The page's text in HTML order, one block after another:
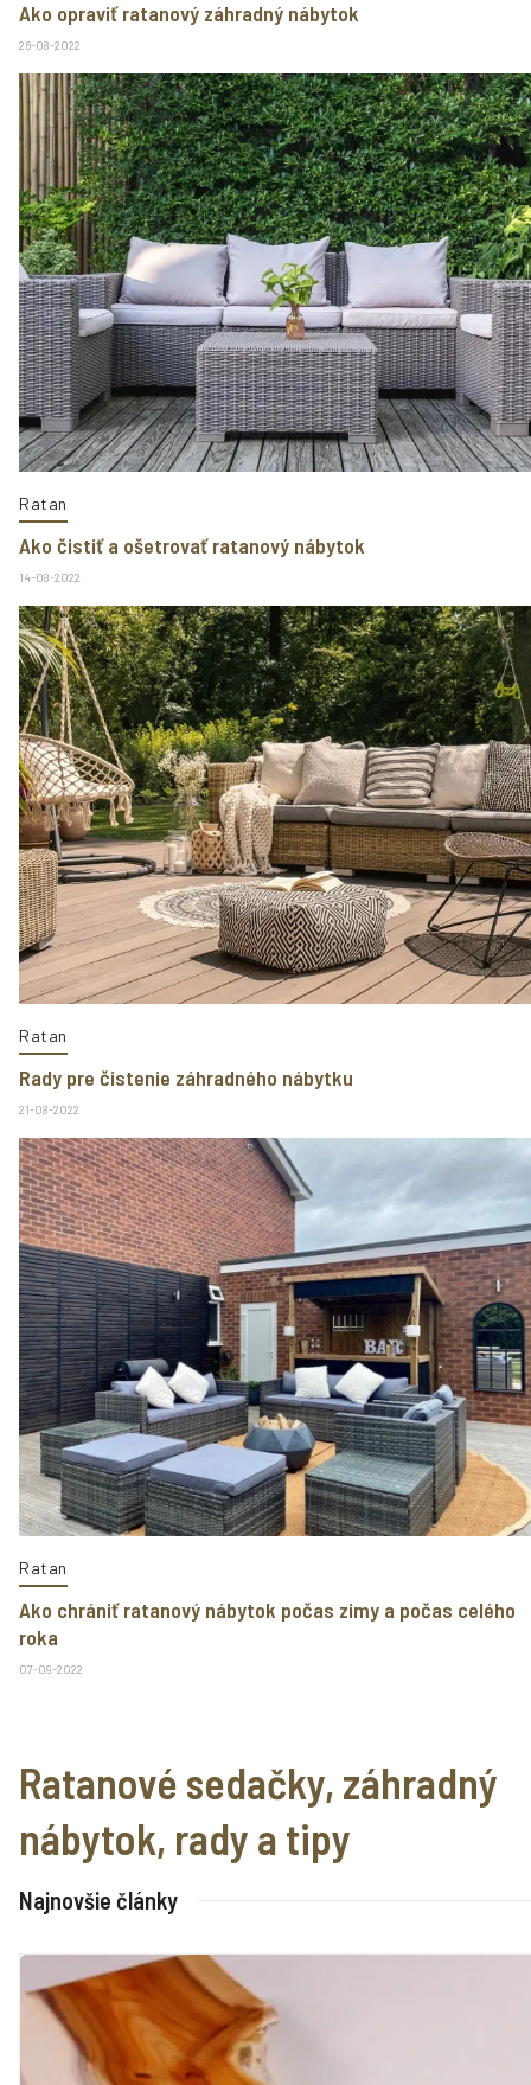
Ako opraviť ratanový záhradný nábytok
26-08-2022
Ratan
Ako čistiť a ošetrovať ratanový nábytok
14-08-2022
Ratan
Rady pre čistenie záhradného nábytku
21-08-2022
Ratan
Ako chrániť ratanový nábytok počas zimy a počas celého
roka
07-09-2022
Ratanové sedačky, záhradný
nábytok, rady a tipy
Najnovšie články